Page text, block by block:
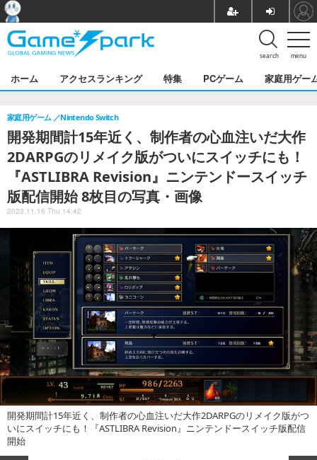
menu
search
ホーム アクセスランキング 特集 PCゲーム 家庭用ゲー
開発期間計15年近く、制作者の心血注いだ大作
2DARPGのリメイク版がついにスイッチにも！
『ASTLIBRA Revision』ニンテンドースイッチ
版配信開始 8枚目の写真・画像
家庭用ゲーム Nintendo Switch
2023.11.16 Thu 14:42
開発期間計15年近く、制作者の心血注いだ大作2DARPGのリメイク版がつ
いにスイッチにも！『ASTLIBRA Revision』ニンテンドースイッチ版配信
開始